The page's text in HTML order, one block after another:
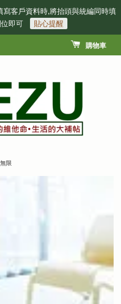
寫客戶資料時,將抬頭與統編同時填
即可
貼心提醒
購物車
限